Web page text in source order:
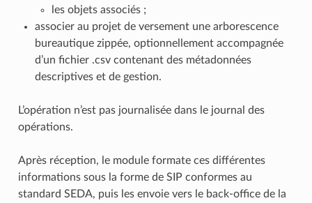
les objets associés ;
associer au projet de versement une arborescence
bureautique zippée, optionnellement accompagnée
d’un fichier .csv contenant des métadonnées
descriptives et de gestion.
L’opération n’est pas journalisée dans le journal des
opérations.
Après réception, le module formate ces différentes
informations sous la forme de SIP conformes au
standard SEDA, puis les envoie vers le back-office de la